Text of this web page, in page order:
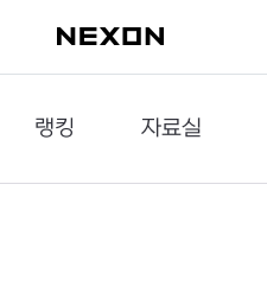
랭킹
던전랭킹
자료실
다운로드